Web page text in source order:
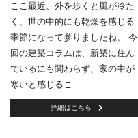
ここ最近、外を歩くと風が冷た
く、世の中的にも乾燥を感じる
季節になって参りましたね。 今
回の建築コラムは、新築に住ん
でいるにも関わらず、家の中が
寒いと感じるこ...
詳細はこちら